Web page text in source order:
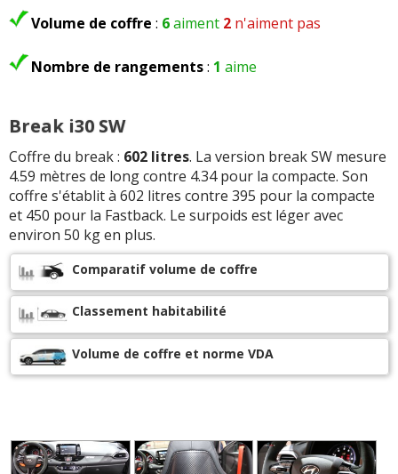
Volume de coffre : 6aiment 2 n'aiment pas
Nombre de rangements: 1 aime
Break i30 SW
Coffre du break : 602 litres. La version break SW mesure
4.59 mètres de long contre 4.34 pour la compacte. Son
coffre s'établit à 602 litres contre 395 pour la compacte
et 450 pour la Fastback. Le surpoids est léger avec
environ 50 kg en plus.
Comparatif volume de coffre
Classement habitabilité
Volume de coffre et norme VDA